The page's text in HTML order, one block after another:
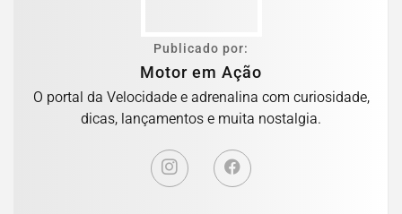
Publicado por:
Motor em Ação
O portal da Velocidade e adrenalina com curiosidade,
dicas, lançamentos e muita nostalgia.